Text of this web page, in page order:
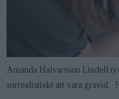
Amanda Halvarsson Lindell
surrealistiskt att vara gravid.